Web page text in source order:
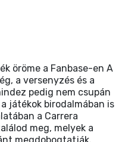
öröme a Fanbase-en A
a versenyzés és a
pedig nem csupán
játékok birodalmában is
a Carrera
meg, melyek a
megdobogtatják.